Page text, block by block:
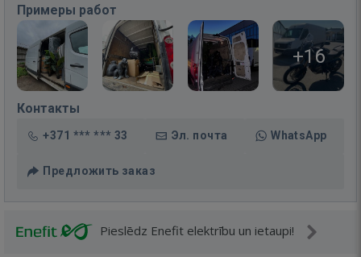
Примеры работ
+16
Контакты
+371 *** *** 33 Эл. почта WhatsApp
Предложить заказ
Pieslēdz Enefit elektrību un ietaupi!